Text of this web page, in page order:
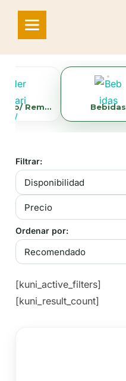
Herbolario/ Remedios Naturales Bebidas
Filtrar:
Ordenar por:
[kuni_active_filters]
[kuni_result_count]